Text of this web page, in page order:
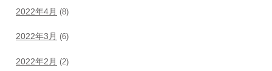
2022年4月 (8)
2022年3月 (6)
2022年2月 (2)